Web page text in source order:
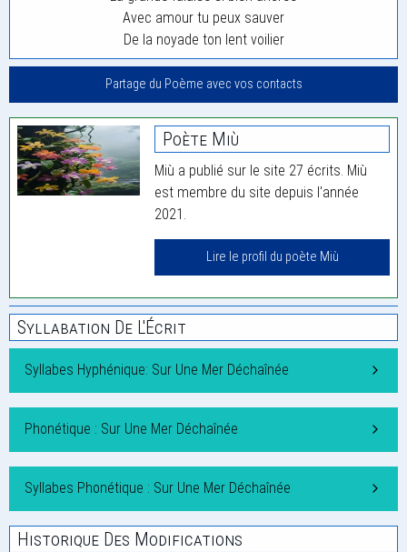
Avec amour tu peux sauver
De la noyade ton lent voilier
Partage du Poème avec vos contacts
Poète Miù
Miù a publié sur le site 27 écrits. Miù
est membre du site depuis l'année
2021.
Lire le profil du poète Miù
Syllabation De L'Écrit
Syllabes Hyphénique: Sur Une Mer Déchaînée
Phonétique : Sur Une Mer Déchaînée
Syllabes Phonétique : Sur Une Mer Déchaînée
Historique Des Modifications